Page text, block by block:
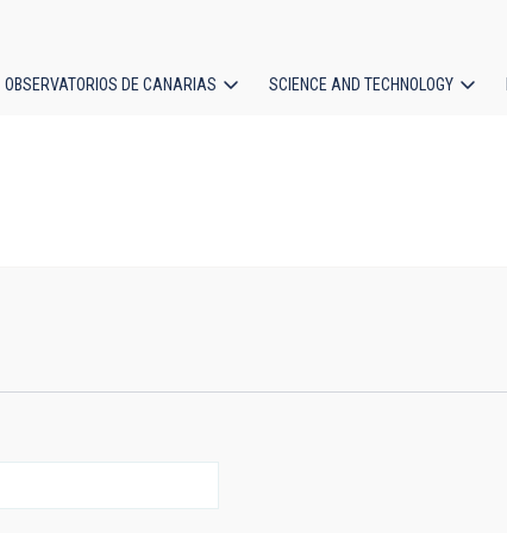
OBSERVATORIOS DE CANARIAS SCIENCE AND TECHNOLOGY